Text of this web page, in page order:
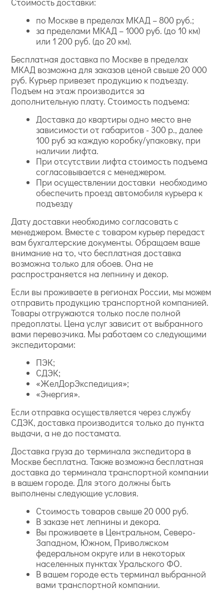
по Москве в пределах МКАД – 800 руб.;
за пределами МКАД – 1000 руб. (до 10 км)
или 1 200 руб. (до 20 км).
Бесплатная доставка по Москве в пределах
МКАД возможна для заказов ценой свыше 20 000
руб. Курьер привезет продукцию к подъезду.
Подъем на этаж производится за
дополнительную плату. Стоимость подъема:
Доставка до квартиры одно место вне
зависимости от габаритов - 300 р., далее
100 руб за каждую коробку/упаковку, при
наличии лифта.
При отсутствии лифта стоимость подъема
согласовывается с менеджером.
При осуществлении доставки необходимо
обеспечить проезд автомобиля курьера к
подъезду
Дату доставки необходимо согласовать с
менеджером. Вместе с товаром курьер передаст
вам бухгалтерские документы. Обращаем ваше
внимание на то, что бесплатная доставка
возможна только для обоев. Она не
распространяется на лепнину и декор.
Если вы проживаете в регионах России, мы можем
отправить продукцию транспортной компанией.
Товары отгружаются только после полной
предоплаты. Цена услуг зависит от выбранного
вами перевозчика. Мы работаем со следующими
экспедиторами:
ПЭК;
СДЭК;
«ЖелДорЭкспедиция»;
«Энергия».
Если отправка осуществляется через службу
СДЭК, доставка производится только до пункта
выдачи, а не до постамата.
Доставка груза до терминала экспедитора в
Москве бесплатна. Также возможна бесплатная
доставка до терминала транспортной компании
в вашем городе. Для этого должны быть
выполнены следующие условия.
Стоимость товаров свыше 20 000 руб.
В заказе нет лепнины и декора.
Вы проживаете в Центральном, Северо-
Западном, Южном, Приволжском
федеральном округе или в некоторых
населенных пунктах Уральского ФО.
В вашем городе есть терминал выбранной
вами транспортной компании.